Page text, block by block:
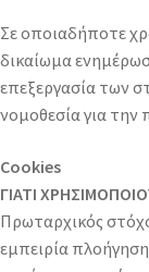
Σε οποιαδήποτε
δικαίωμα
επεξεργασία των
νομοθεσία για
Cookies
ΓΙΑΤΙ
Πρωταρχικός
εμπειρία